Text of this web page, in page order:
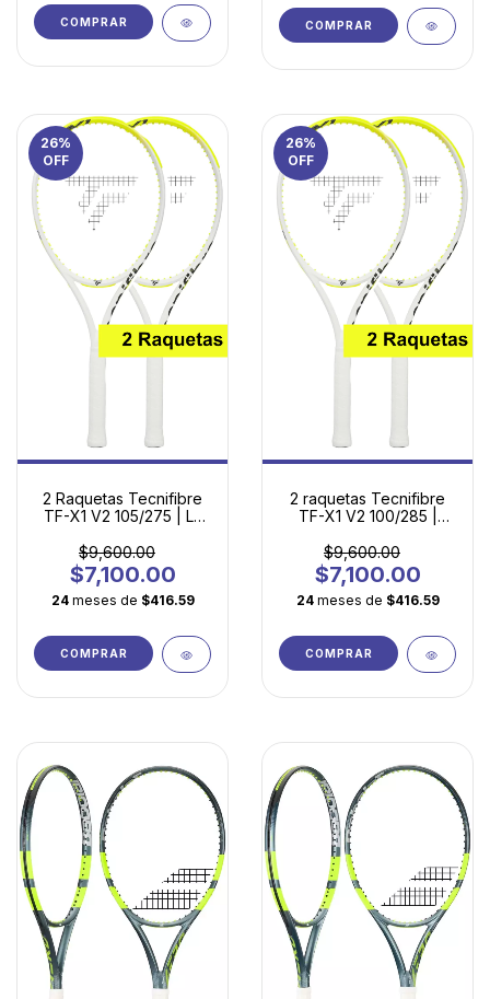
COMPRAR COMPRAR
26%
OFF
2 Raquetas Tecnifibre
TF-X1 V2 105/275 | La
para Principiantes
$9,600.00
$7,100.00
24 meses de $416.59
COMPRAR
26%
OFF
2 raquetas Tecnifibre
TF-X1 V2 100/285 |
Jugadores en
Evolución
$9,600.00
$7,100.00
24 meses de $416.59
COMPRAR